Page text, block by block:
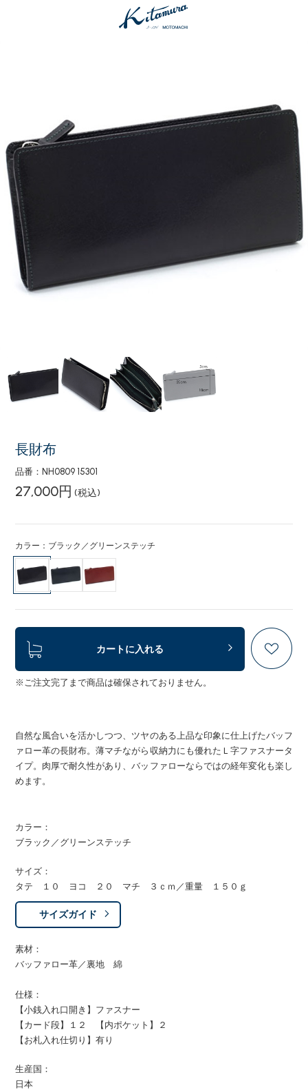
長財布
品番：NH0809 15301
27,000円 (税込)
カラー：ブラック／グリーンステッチ
カートに入れる
※ご注文完了まで商品は確保されておりません。
自然な風合いを活かしつつ、ツヤのある上品な印象に仕上げたバッフ
ァロー革の長財布。薄マチながら収納力にも優れたＬ字ファスナータ
イプ。肉厚で耐久性があり、バッファローならではの経年変化も楽し
めます。
カラー：
ブラック／グリーンステッチ
サイズ：
タテ １０ ヨコ ２０ マチ ３ｃｍ／重量 １５０ｇ
サイズガイド
素材：
バッファロー革／裏地 綿
仕様：
【小銭入れ口開き】ファスナー
【カード段】１２ 【内ポケット】２
【お札入れ仕切り】有り
生産国：
日本